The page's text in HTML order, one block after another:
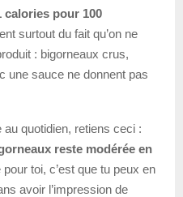
calories pour 100
surtout du fait qu’on ne
: bigorneaux crus,
une sauce ne donnent pas
quotidien, retiens ceci :
reste modérée en
toi, c’est que tu peux en
avoir l’impression de